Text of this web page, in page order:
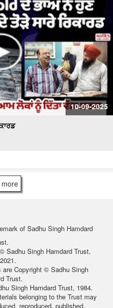
10-09-2025
of Sadhu Singh Hamdard
Sadhu Singh Hamdard Trust,
Copyright © Sadhu Singh
Trust.
Singh Hamdard Trust, 1984.
belonging to the Trust may
reproduced, published,